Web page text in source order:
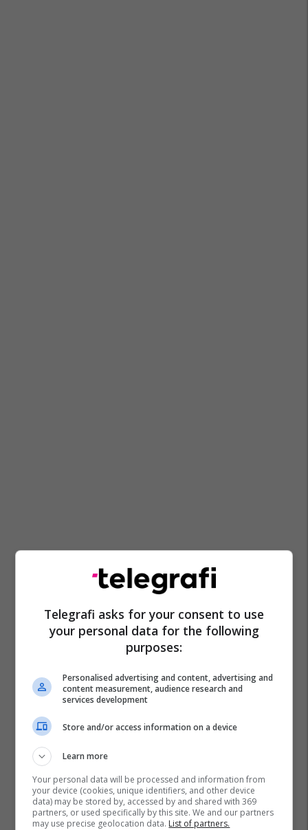
Telegrafi asks for your consent to use
your personal data for the following
purposes:
Personalised advertising and content, advertising and
content measurement, audience research and
services development
Store and/or access information on a device
Learn more
Your personal data will be processed and information from
your device (cookies, unique identifiers, and other device
data) may be stored by, accessed by and shared with 369
partners, or used specifically by this site. We and our partners
may use precise geolocation data. List of partners.